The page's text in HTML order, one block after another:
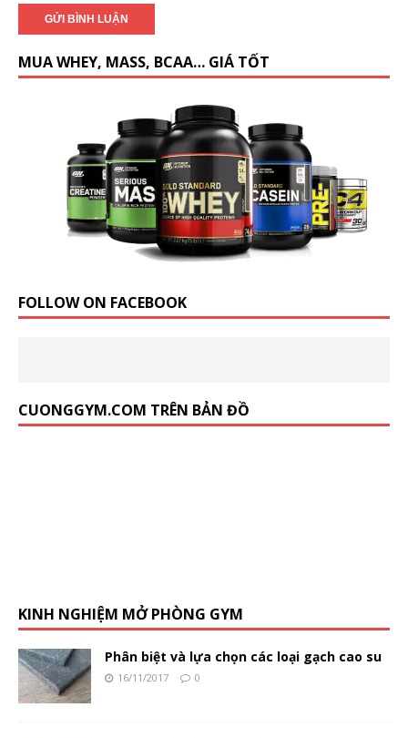
MUA WHEY, MASS, BCAA… GIÁ TỐT
FOLLOW ON FACEBOOK
CUONGGYM.COM TRÊN BẢN ĐỒ
KINH NGHIỆM MỞ PHÒNG GYM
Phân biệt và lựa chọn các loại gạch cao su
16/11/2017 0